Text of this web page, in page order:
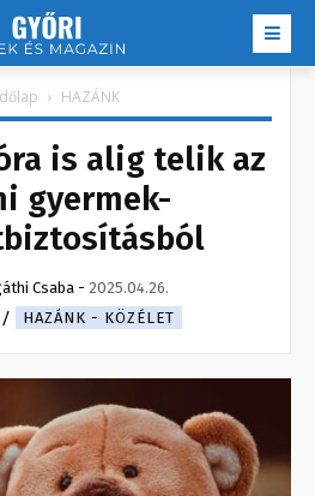
HAZÁNK
is alig telik az
gyermek-
Csaba - 2025.04.26.
HAZÁNK - KÖZÉLET